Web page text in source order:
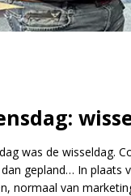
was de wisseldag.
gepland… In plaats
normaal van